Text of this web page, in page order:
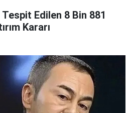
Tespit Edilen 8 Bin 881
Kararı